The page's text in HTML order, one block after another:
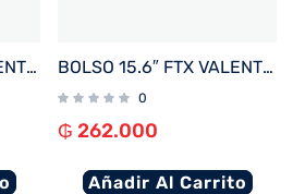
BOLSO 15.6″ FTX VALENTINA-BL AZUL BOLSO 15.6″ FTX VALENTINA-BK NEGRO
0
₲ 262.000
Añadir Al Carrito